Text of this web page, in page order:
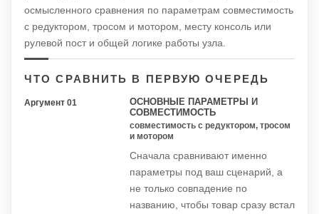
осмысленного сравнения по параметрам совместимость
с редуктором, тросом и мотором, месту консоль или
рулевой пост и общей логике работы узла.
ЧТО СРАВНИТЬ В ПЕРВУЮ ОЧЕРЕДЬ
Аргумент 01
ОСНОВНЫЕ ПАРАМЕТРЫ И
СОВМЕСТИМОСТЬ
совместимость с редуктором, тросом
и мотором
Сначала сравнивают именно
параметры под ваш сценарий, а
не только совпадение по
названию, чтобы товар сразу встал